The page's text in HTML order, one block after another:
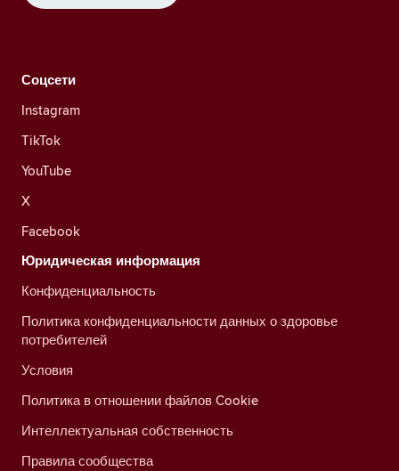
Соцсети
Instagram
TikTok
YouTube
X
Facebook
Юридическая информация
Конфиденциальность
Политика конфиденциальности данных о здоровье
потребителей
Условия
Политика в отношении файлов Cookie
Интеллектуальная собственность
Правила сообщества